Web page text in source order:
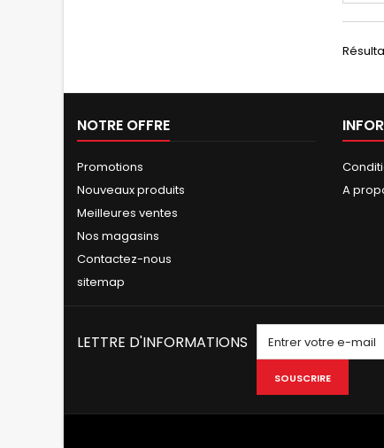
NOTRE OFFRE
Promotions
Nouveaux produits
Meilleures ventes
Nos magasins
Contactez-nous
sitemap
A
LETTRE D'INFORMATIONS
SOUSCRIRE